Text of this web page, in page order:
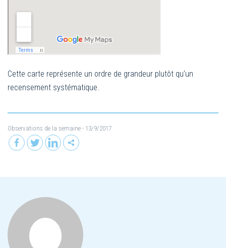
Cette carte représente un ordre de grandeur plutôt qu’un
recensement systématique.
Observations de la semaine - 13/9/2017